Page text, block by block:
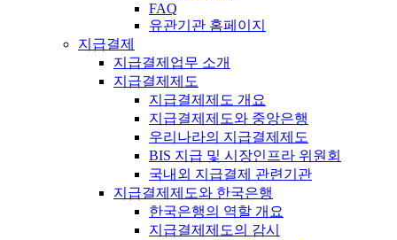
FAQ
유관기관 홈페이지
지급결제
지급결제업무 소개
지급결제제도
지급결제제도 개요
지급결제제도와 중앙은행
우리나라의 지급결제제도
BIS 지급 및 시장인프라 위원회
국내외 지급결제 관련기관
지급결제제도와 한국은행
한국은행의 역할 개요
지급결제제도의 감시